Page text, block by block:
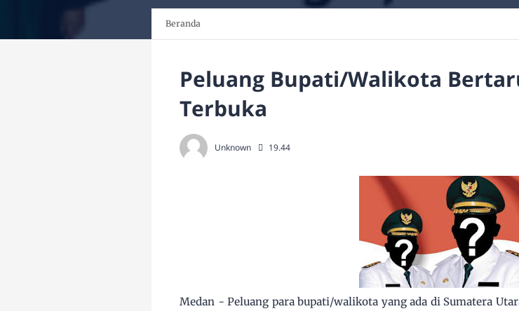
Beranda
Peluang Bupati/Walikota
Terbuka
Unknown 19.44
Medan - Peluang para bupati/walikota yang ada di Sumatera